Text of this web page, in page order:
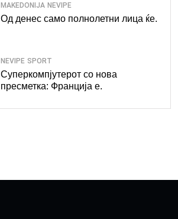
MAKEDONIJA NEVIPE
Од денес само полнолетни лица ќе.
NEVIPE SPORT
Суперкомпјутерот со нова
пресметка: Франција е.